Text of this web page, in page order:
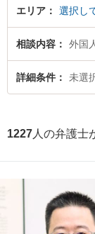
護士のプロフィール
大阪、名古屋といっ
ください。『東京都
トラブルを今すぐに
ラブル解決の実績豊
エリア 選択し
相談内容
詳細条件 未選
1227 人の弁護士